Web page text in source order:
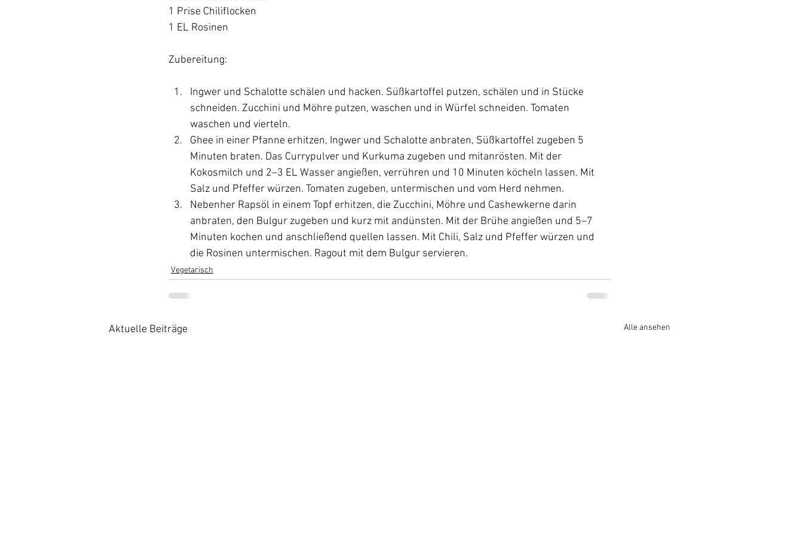
1 Prise Chiliflocken
1 EL Rosinen
Ingwer und Schalotte schälen und hacken. Süßkartoffel putzen, schälen und in Stücke
schneiden. Zucchini und Möhre putzen, waschen und in Würfel schneiden. Tomaten
waschen und vierteln.
Ghee in einer Pfanne erhitzen, Ingwer und Schalotte anbraten, Süßkartoffel zugeben 5
Minuten braten. Das Currypulver und Kurkuma zugeben und mitanrösten. Mit der
Kokosmilch und 2–3 EL Wasser angießen, verrühren und 10 Minuten köcheln lassen. Mit
Salz und Pfeffer würzen. Tomaten zugeben, untermischen und vom Herd nehmen.
Nebenher Rapsöl in einem Topf erhitzen, die Zucchini, Möhre und Cashewkerne darin
anbraten, den Bulgur zugeben und kurz mit andünsten. Mit der Brühe angießen und 5–7
Minuten kochen und anschließend quellen lassen. Mit Chili, Salz und Pfeffer würzen und
die Rosinen untermischen. Ragout mit dem Bulgur servieren.
Vegetarisch
Aktuelle Beiträge Alle ansehen